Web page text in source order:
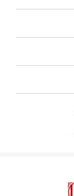
principal